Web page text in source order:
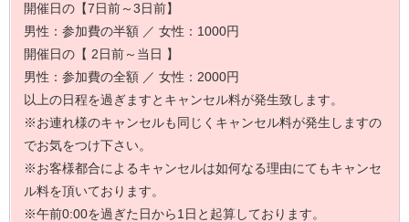
開催日の【7日前～3日前】
男性：参加費の半額 ／ 女性：1000円
開催日の【 2日前～当日 】
男性：参加費の全額 ／ 女性：2000円
以上の日程を過ぎますとキャンセル料が発生致します。
※お連れ様のキャンセルも同じくキャンセル料が発生しますの
でお気をつけ下さい。
※お客様都合によるキャンセルは如何なる理由にてもキャンセ
ル料を頂いております。
※午前0:00を過ぎた日から1日と起算しております。